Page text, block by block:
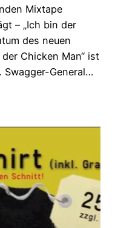
Mixtape
– „Ich bin der
des neuen
Chicken Man“ ist
Swagger-General…